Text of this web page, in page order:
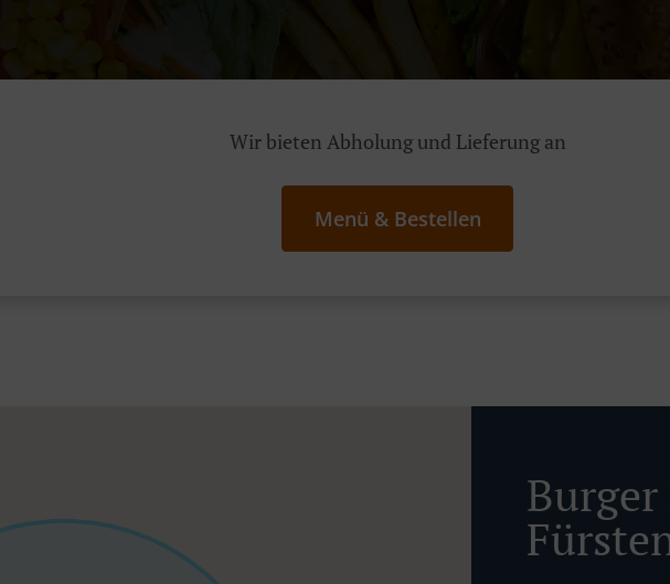
Wir bieten Abholung und Lieferung an
Menü & Bestellen